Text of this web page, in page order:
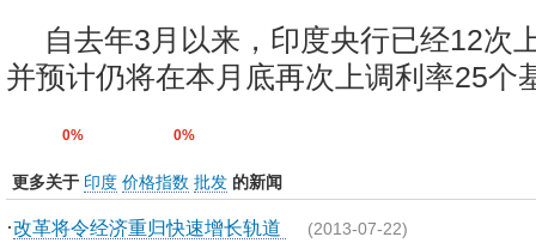
自去年3月以来，印度央行已经12次
并预计仍将在本月底再次上调利率25个
0% 0%
更多关于 印度 价格指数 批发 的新闻
·改革将令经济重归快速增长轨道 (2013-07-22)